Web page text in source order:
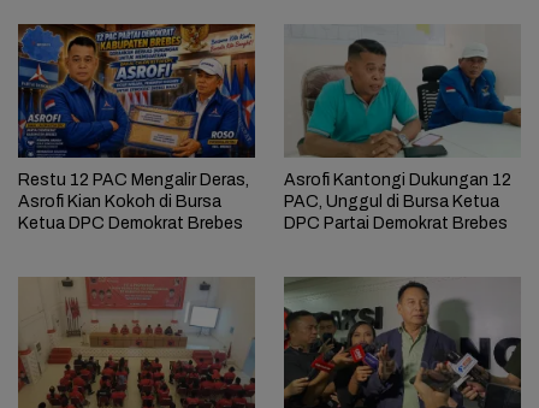
Restu 12 PAC Mengalir Deras,
Asrofi Kian Kokoh di Bursa
Ketua DPC Demokrat Brebes
Asrofi Kantongi Dukungan 12
PAC, Unggul di Bursa Ketua
DPC Partai Demokrat Brebes